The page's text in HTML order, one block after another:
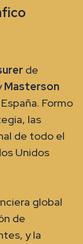
de
Masterson
Formo
las
de todo el
Unidos
global
de
y la